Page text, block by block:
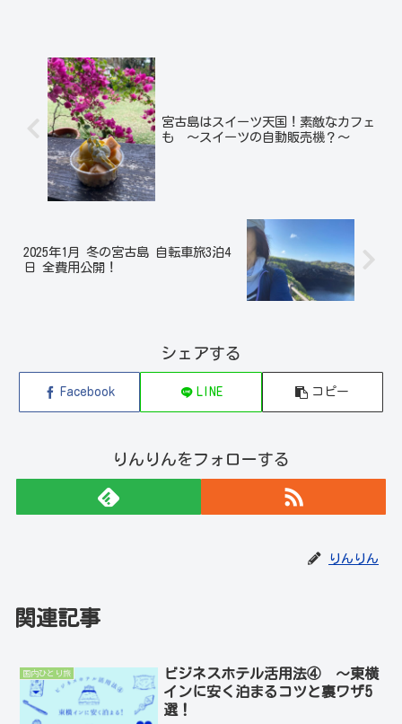
宮古島はスイーツ天国！素敵なカフェ
も ～スイーツの自動販売機？～
2025年1月 冬の宮古島 自転車旅3泊4
日 全費用公開！
シェアする
Facebook LINE コピー
りんりんをフォローする
りんりん
関連記事
国内ひとり旅
ビジネスホテル活用法④ ～東横
インに安く泊まるコツと裏ワザ5
選！